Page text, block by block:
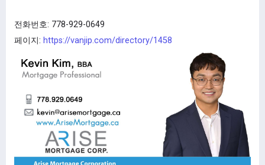
전화번호: 778-929-0649
페이지: https://vanjip.com/directory/1458